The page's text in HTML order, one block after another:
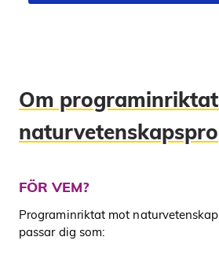
Om
FÖR VEM?
Programinriktat mot
passar dig som: